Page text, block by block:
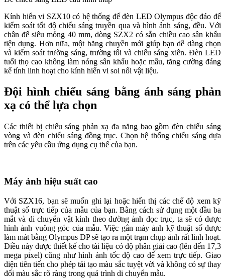
Kính hiển vi SZX10 có hệ thống đế đèn LED Olympus độc đáo để
kiểm soát tốt độ chiếu sáng truyền qua và hình ảnh sáng, đều. Với
chân đế siêu mỏng 40 mm, dòng SZX2 có sẵn chiều cao sân khấu
tiện dụng. Hơn nữa, một băng chuyền mới giúp bạn dễ dàng chọn
và kiểm soát trường sáng, trường tối và chiếu sáng xiên. Đèn LED
tuổi thọ cao không làm nóng sân khấu hoặc mẫu, tăng cường đáng
kể tính linh hoạt cho kính hiển vi soi nổi vật liệu.
Đội hình chiếu sáng bằng ánh sáng phản
xạ có thể lựa chọn
Các thiết bị chiếu sáng phản xạ đa năng bao gồm đèn chiếu sáng
vòng và đèn chiếu sáng đồng trục. Chọn hệ thống chiếu sáng dựa
trên các yêu cầu ứng dụng cụ thể của bạn.
Máy ảnh hiệu suất cao
Với SZX16, bạn sẽ muốn ghi lại hoặc hiển thị các chế độ xem kỹ
thuật số trực tiếp của mẫu của bạn. Bằng cách sử dụng một đầu ba
mắt và di chuyển vật kính theo đường ảnh dọc trục, ta sẽ có được
hình ảnh vuông góc của mẫu. Việc gắn máy ảnh kỹ thuật số được
làm mát bằng Olympus DP sẽ tạo ra một trạm chụp ảnh rất linh hoạt.
Điều này được thiết kế cho tài liệu có độ phân giải cao (lên đến 17,3
mega pixel) cũng như hình ảnh tốc độ cao để xem trực tiếp. Giao
diện tiên tiến cho phép tái tạo màu sắc tuyệt vời và không có sự thay
đổi màu sắc rõ ràng trong quá trình di chuyển mẫu.